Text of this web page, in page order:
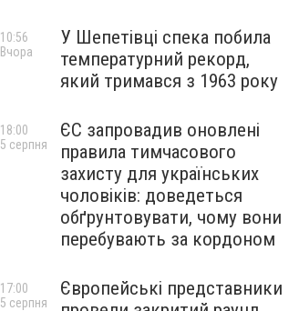
У Шепетівці спека побила
температурний рекорд,
який тримався з 1963 року
10:56
Вчора
ЄС запровадив оновлені
правила тимчасового
захисту для українських
чоловіків: доведеться
обґрунтовувати, чому вони
перебувають за кордоном
18:00
5 серпня
Європейські представники
17:00
5 серпня